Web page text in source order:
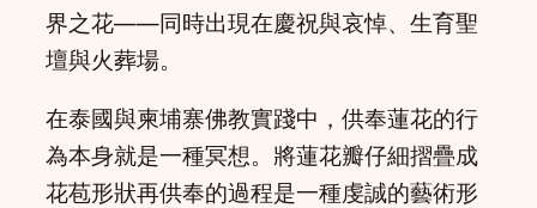
界之花——同時出現在慶祝與哀悼、生育聖
壇與火葬場。
在泰國與柬埔寨佛教實踐中，供奉蓮花的行
為本身就是一種冥想。將蓮花瓣仔細摺疊成
花苞形狀再供奉的過程是一種虔誠的藝術形